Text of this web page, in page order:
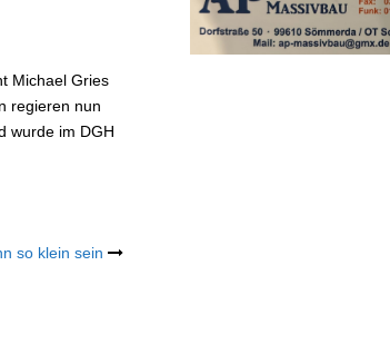
Michael Gries
regieren nun
wurde im DGH
so klein sein